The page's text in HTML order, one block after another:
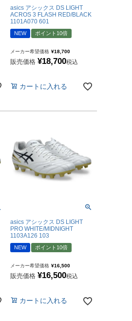
asics アシックス DS LIGHT
ACROS 3 FLASH RED/BLACK
1101A070 601
NEW ポイント10倍
メーカー希望価格 ¥18,700
販売価格 ¥18,700税込
カートに入れる
asics アシックス DS LIGHT
PRO WHITE/MIDNIGHT
1103A126 103
NEW ポイント10倍
メーカー希望価格 ¥16,500
販売価格 ¥16,500税込
カートに入れる